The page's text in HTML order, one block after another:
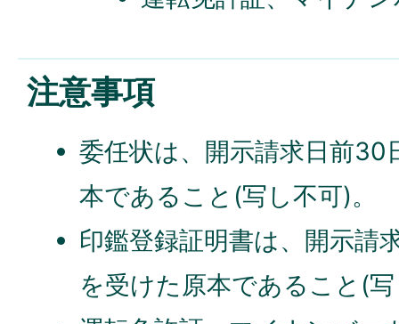
注意事項
委任状は、開示請求日前30
本であること(写し不可)。
印鑑登録証明書は、開示請
を受けた原本であること(